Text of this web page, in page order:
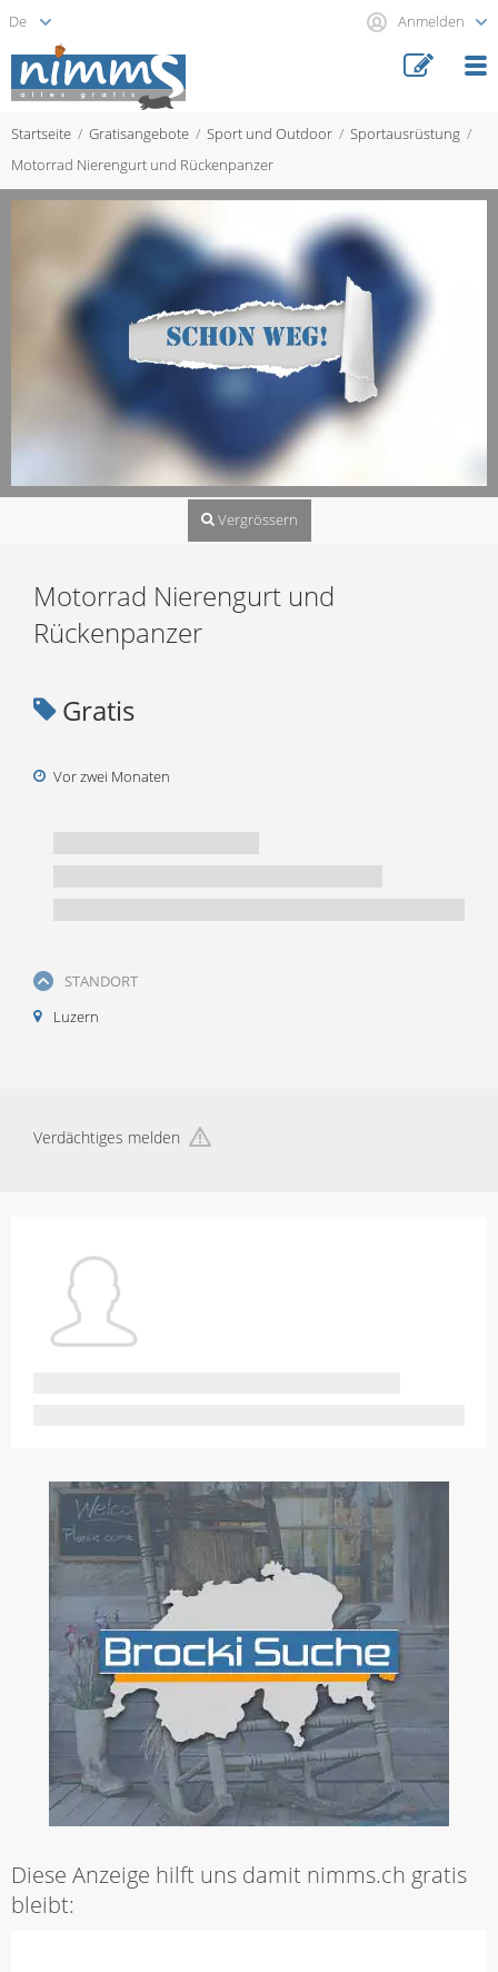
Anmelden
Startseite Gratisangebote Sport und Outdoor
Sportausrüstung
Motorrad Nierengurt und Rückenpanzer
Vergrössern
Motorrad Nierengurt und
Rückenpanzer
Gratis
Vor zwei Monaten
STANDORT
Luzern
Verdächtiges melden
Diese Anzeige hilft uns damit nimms.ch gratis
bleibt: